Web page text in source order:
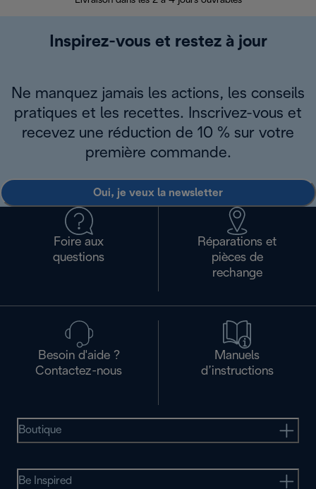
Inspirez-vous et restez à jour
Ne manquez jamais les actions, les conseils
pratiques et les recettes. Inscrivez-vous et
recevez une réduction de 10 % sur votre
première commande.
Oui, je veux la newsletter
Foire aux
questions
Réparations et
pièces de
rechange
Besoin d'aide ?
Contactez-nous
Manuels
d’instructions
Boutique
Be Inspired